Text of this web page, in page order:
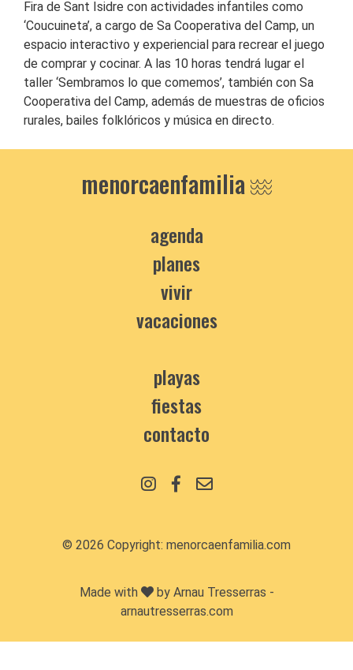
Fira de Sant Isidre con actividades infantiles como
‘Coucuineta’, a cargo de Sa Cooperativa del Camp, un
espacio interactivo y experiencial para recrear el juego
de comprar y cocinar. A las 10 horas tendrá lugar el
taller ‘Sembramos lo que comemos’, también con Sa
Cooperativa del Camp, además de muestras de oficios
rurales, bailes folklóricos y música en directo.
menorcaenfamilia
agenda
planes
vivir
vacaciones
playas
fiestas
contacto
© 2026 Copyright: menorcaenfamilia.com
Made with
by Arnau Tresserras -
arnautresserras.com